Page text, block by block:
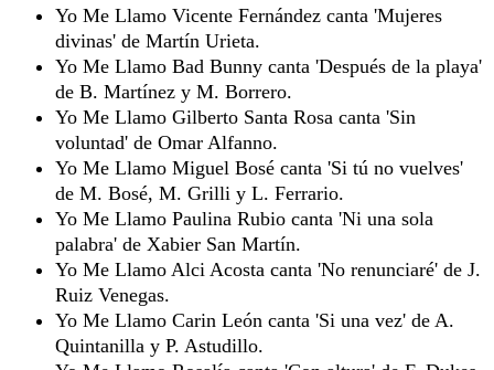
Yo Me Llamo Vicente Fernández canta 'Mujeres
divinas' de Martín Urieta.
Yo Me Llamo Bad Bunny canta 'Después de la playa'
de B. Martínez y M. Borrero.
Yo Me Llamo Gilberto Santa Rosa canta 'Sin
voluntad' de Omar Alfanno.
Yo Me Llamo Miguel Bosé canta 'Si tú no vuelves'
de M. Bosé, M. Grilli y L. Ferrario.
Yo Me Llamo Paulina Rubio canta 'Ni una sola
palabra' de Xabier San Martín.
Yo Me Llamo Alci Acosta canta 'No renunciaré' de J.
Ruiz Venegas.
Yo Me Llamo Carin León canta 'Si una vez' de A.
Quintanilla y P. Astudillo.